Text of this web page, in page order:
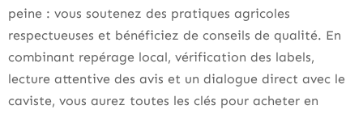
peine : vous soutenez des pratiques agricoles
respectueuses et bénéficiez de conseils de qualité. En
combinant repérage local, vérification des labels,
lecture attentive des avis et un dialogue direct avec le
caviste, vous aurez toutes les clés pour acheter en